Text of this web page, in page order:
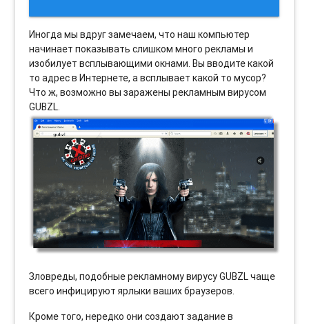
Иногда мы вдруг замечаем, что наш компьютер
начинает показывать слишком много рекламы и
изобилует всплывающими окнами. Вы вводите какой
то адрес в Интернете, а всплывает какой то мусор?
Что ж, возможно вы заражены рекламным вирусом
GUBZL.
Зловреды, подобные рекламному вирусу GUBZL чаще
всего инфицируют ярлыки ваших браузеров.
Кроме того, нередко они создают задание в